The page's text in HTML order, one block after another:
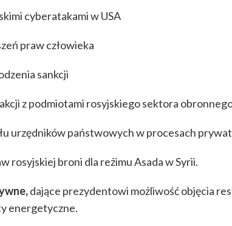
cyberatakami w USA
praw człowieka
sankcji
z podmiotami rosyjskiego sektora
urzędników państwowych w procesach
rosyjskiej broni dla reżimu Asada w Syrii.
dające prezydentowi możliwość objęcia
energetyczne.